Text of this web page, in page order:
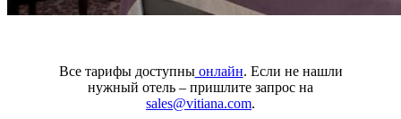
Все тарифы доступныонлайн. Если не нашли
нужный отель – пришлите запрос на
sales@vitiana.com.